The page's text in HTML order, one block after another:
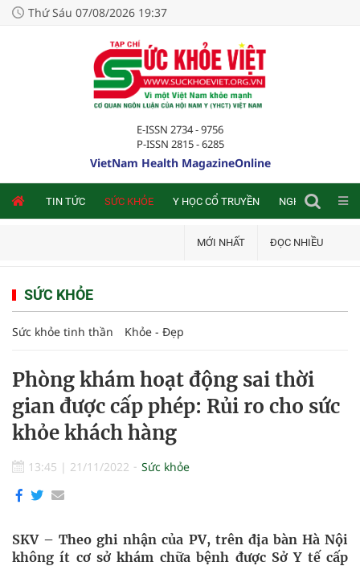
Thứ Sáu 07/08/2026 19:37
E-ISSN 2734 - 9756
P-ISSN 2815 - 6285
VietNam Health MagazineOnline
TIN TỨC SỨC KHỎE Y HỌC CỔ TRUYỀN NGHIÊN CỨU
MỚI NHẤT ĐỌC NHIỀU
SỨC KHỎE
Sức khỏe tinh thần Khỏe - Đẹp
Phòng khám hoạt động sai thời
gian được cấp phép: Rủi ro cho sức
khỏe khách hàng
13:45 | 21/11/2022 Sức khỏe
SKV – Theo ghi nhận của PV, trên địa bàn Hà Nội
không ít cơ sở khám chữa bệnh được Sở Y tế cấp